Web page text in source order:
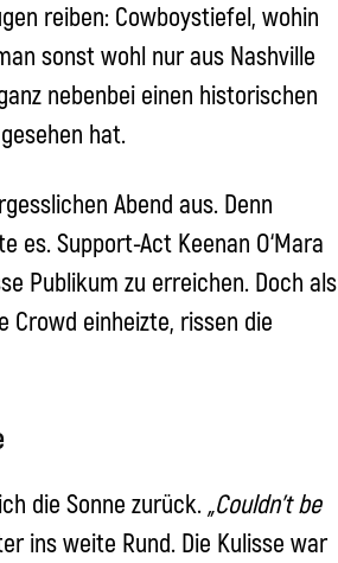
reiben: Cowboystiefel, wohin
sonst wohl nur aus Nashville
nebenbei einen historischen
hat.
Abend aus. Denn
es. Support-Act Keenan O‘Mara
Publikum zu erreichen. Doch als
Crowd einheizte, rissen die
die Sonne zurück.„Couldn’t be
ins weite Rund. Die Kulisse war